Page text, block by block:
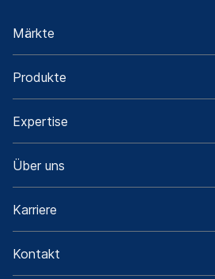
Märkte
Produkte
Expertise
Über uns
Karriere
Kontakt